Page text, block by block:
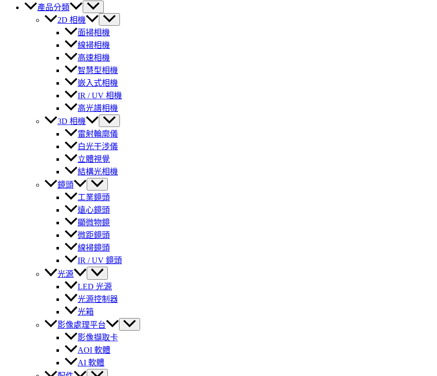
產品分類
2D 相機
面掃相機
線掃相機
高速相機
智慧型相機
嵌入式相機
IR / UV 相機
高光譜相機
3D 相機
雷射輪廓儀
白光干涉儀
立體視覺
結構光相機
鏡頭
工業鏡頭
遠心鏡頭
顯微物鏡
微距鏡頭
線掃鏡頭
IR / UV 鏡頭
光源
LED 光源
光源控制器
光箱
影像處理平台
影像擷取卡
AOI 軟體
AI 軟體